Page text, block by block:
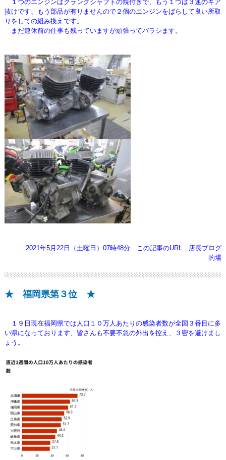
１つのエンジンはクランクシャフトの焼付きで、もう１つは３速のギア
抜けです、もう部品が有りませんので２個のエンジンをばらして良い所取
りをしての組み換えです。
まだ連休前の仕事も残っていますが頑張ってバラシます。
2021年5月22日（土曜日）07時48分 この記事のURL
店長ブログ
的場
★ 福岡県第３位 ★
１９日現在福岡県では人口１０万人あたりの感染者数が全国３番目に多
い県になっております、 皆さんも不要不急の外出を控え、３密を避けまし
ょう。